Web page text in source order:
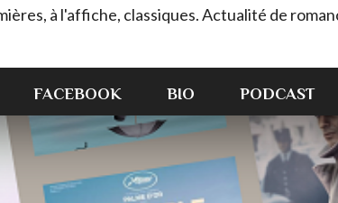
à l'affiche, classiques. Actualité de
FACEBOOK BIO PODCAST